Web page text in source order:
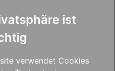
ist
verwendet Cookies